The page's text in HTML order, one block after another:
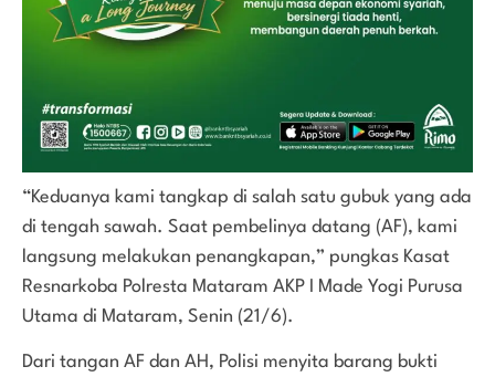
“Keduanya kami tangkap di salah satu gubuk yang ada
di tengah sawah. Saat pembelinya datang (AF), kami
langsung melakukan penangkapan,” pungkas Kasat
Resnarkoba Polresta Mataram AKP I Made Yogi Purusa
Utama di Mataram, Senin (21/6).
Dari tangan AF dan AH, Polisi menyita barang bukti